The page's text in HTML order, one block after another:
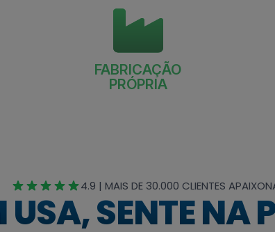
FABRICAÇÃO
PRÓPRIA
4.9 | MAIS DE 30.000 CLIENTES
USA, SENTE NA